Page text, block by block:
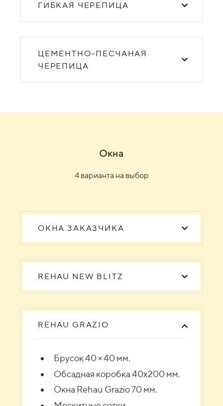
ГИБКАЯ ЧЕРЕПИЦА
ЦЕМЕНТНО-ПЕСЧАНАЯ
ЧЕРЕПИЦА
Окна
4 варианта на выбор
ОКНА ЗАКАЗЧИКА
REHAU NEW BLITZ
REHAU GRAZIO
Брусок 40 × 40 мм.
Обсадная коробка 40х200 мм.
Окна Rehau Grazio 70 мм.